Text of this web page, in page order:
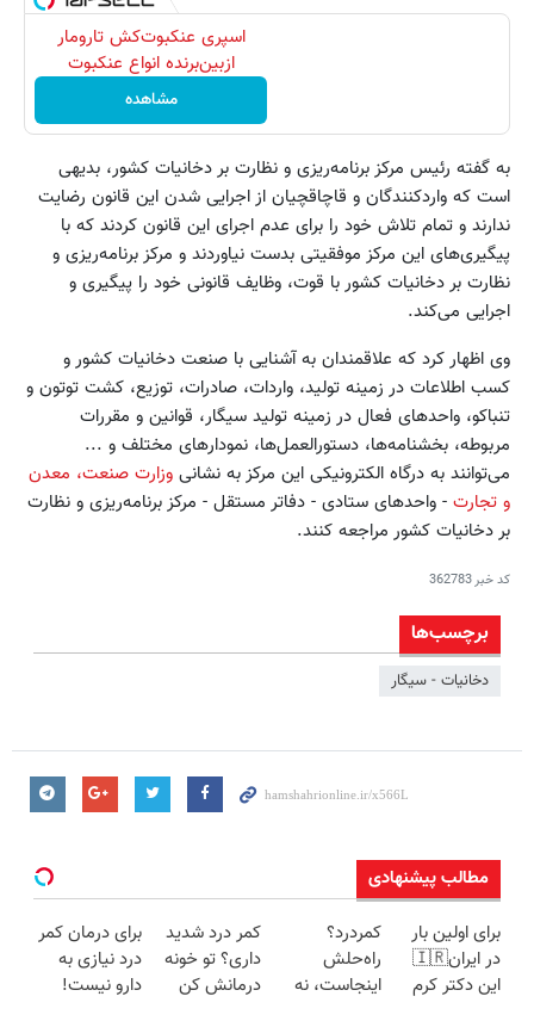
اسپری عنکبوت‌‌کش تارومار
ازبین‌برنده انواع عنکبوت
مشاهده
به گفته رئیس مرکز برنامه‌ریزی و نظارت بر دخانیات کشور، بدیهی
است که واردکنندگان و قاچاقچیان از اجرایی شدن این قانون رضایت
ندارند و تمام تلاش خود را برای عدم اجرای این قانون کردند که با
پیگیری‌های این مرکز موفقیتی بدست نیاوردند و مرکز برنامه‌ریزی و
نظارت بر دخانیات کشور با قوت، وظایف قانونی خود را پیگیری و
اجرایی می‌کند.
وی اظهار کرد که علاقمندان به آشنایی با صنعت دخانیات کشور و
کسب اطلاعات در زمینه تولید، واردات، صادرات، توزیع، کشت توتون و
تنباکو، واحدهای فعال در زمینه تولید سیگار، قوانین و مقررات
مربوطه، بخشنامه‌ها، دستورالعمل‌ها، نمودارهای مختلف و ...
می‌توانند به درگاه الکترونیکی این مرکز به نشانی وزارت صنعت، معدن
و تجارت - واحدهای ستادی - دفاتر مستقل - مرکز برنامه‌ریزی و نظارت
بر دخانیات کشور مراجعه کنند.
کد خبر362783
برچسب‌ها
دخانیات - سیگار
مطالب پیشنهادی
برای اولین بار
در ایران🇮🇷
این دکتر کرم
کمردرد؟
راه‌حلش
اینجاست، نه
کمر درد شدید
داری؟ تو خونه
درمانش کن
برای درمان کمر
درد نیازی به
دارو نیست!